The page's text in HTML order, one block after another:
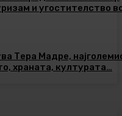
и угостителство
Тера Мадре,
храната, културата…